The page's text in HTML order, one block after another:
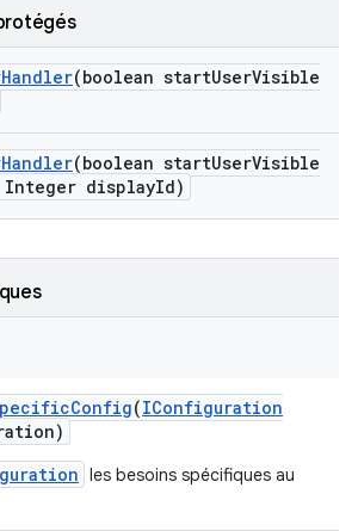
Handler(boolean startUserVisible
Handler(boolean startUserVisible
Integer displayId)
Config(IConfiguration
les besoins spécifiques au